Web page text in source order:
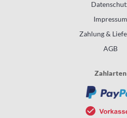
Impressum
Zahlung &
AGB
Zahlarten